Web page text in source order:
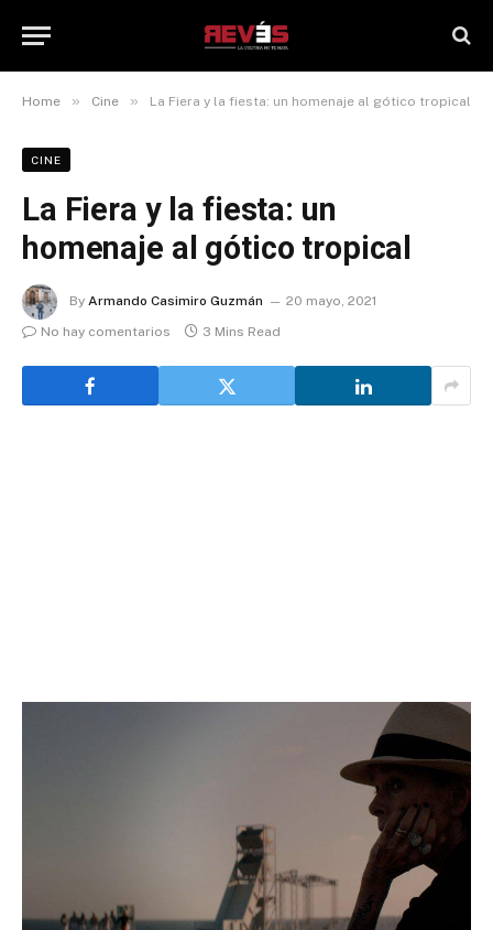
Home » Cine » La Fiera y la fiesta: un homenaje al gótico tropical
CINE
La Fiera y la fiesta: un
homenaje al gótico tropical
By Armando Casimiro Guzmán
20 mayo, 2021
No hay comentarios
3 Mins Read